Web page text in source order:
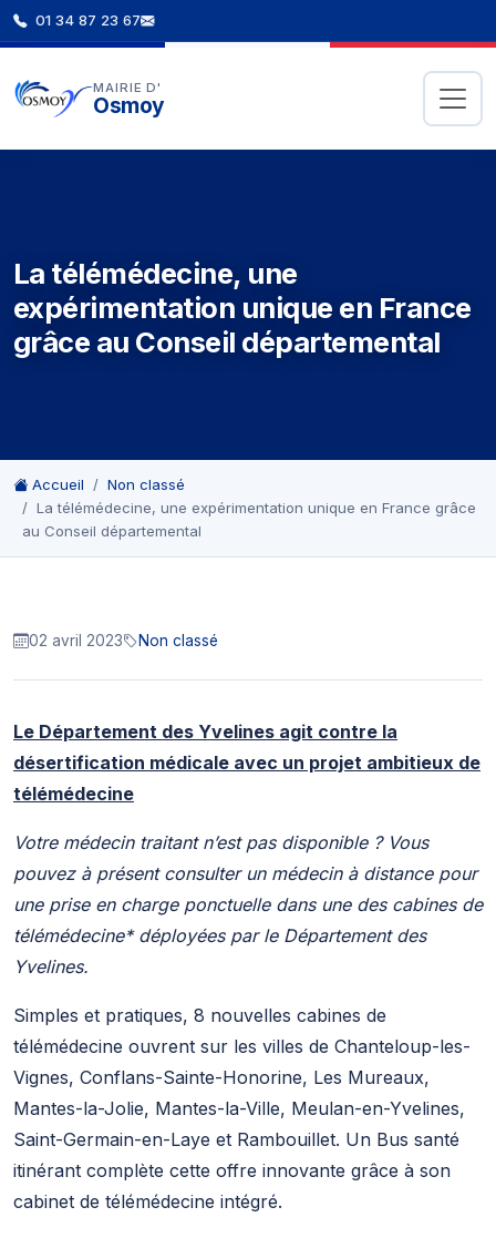
01 34 87 23 67
MAIRIE D'
Osmoy
La télémédecine, une
expérimentation unique en France
grâce au Conseil départemental
Accueil
Non classé
La télémédecine, une expérimentation unique en France grâce
au Conseil départemental
02 avril 2023 Non classé
Le Département des Yvelines agit contre la
désertification médicale avec un projet ambitieux de
télémédecine
Votre médecin traitant n’est pas disponible ? Vous
pouvez à présent consulter un médecin à distance pour
une prise en charge ponctuelle dans une des cabines de
télémédecine* déployées par le Département des
Yvelines.
Simples et pratiques, 8 nouvelles cabines de
télémédecine ouvrent sur les villes de Chanteloup-les-
Vignes, Conflans-Sainte-Honorine, Les Mureaux,
Mantes-la-Jolie, Mantes-la-Ville, Meulan-en-Yvelines,
Saint-Germain-en-Laye et Rambouillet. Un Bus santé
itinérant complète cette offre innovante grâce à son
cabinet de télémédecine intégré.